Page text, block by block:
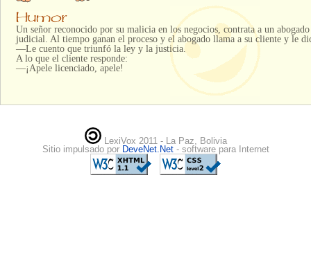
Un señor reconocido por su malicia en los negocios, contrata a un
judicial. Al tiempo ganan el proceso y el abogado llama a su cliente y le
—Le cuento que triunfó la ley y la justicia.
A lo que el cliente responde:
—¡Apele licenciado, apele!
LexiVox 2011 - La Paz, Bolivia
Sitio impulsado por DeveNet.Net - software para Internet